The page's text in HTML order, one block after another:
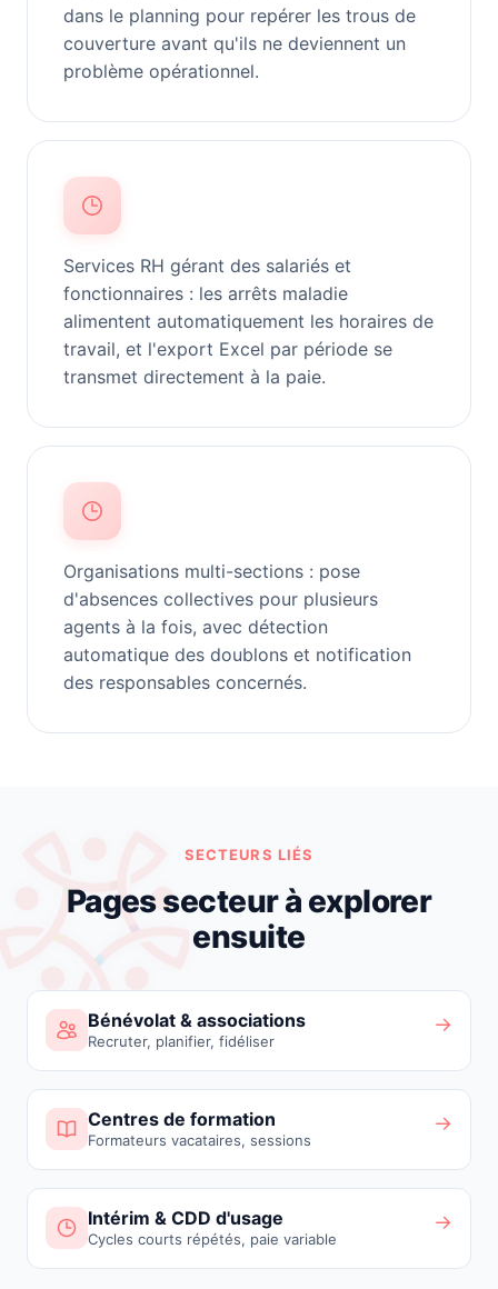
dans le planning pour repérer les trous de
couverture avant qu'ils ne deviennent un
problème opérationnel.
Services RH gérant des salariés et
fonctionnaires : les arrêts maladie
alimentent automatiquement les horaires de
travail, et l'export Excel par période se
transmet directement à la paie.
Organisations multi-sections : pose
d'absences collectives pour plusieurs
agents à la fois, avec détection
automatique des doublons et notification
des responsables concernés.
SECTEURS LIÉS
Pages secteur à explorer
ensuite
Bénévolat & associations
Recruter, planifier, fidéliser
→
Centres de formation
Formateurs vacataires, sessions
→
Intérim & CDD d'usage
Cycles courts répétés, paie variable
→